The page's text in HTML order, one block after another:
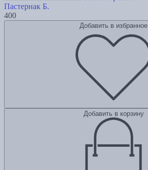
Пастернак Б.
400
Добавить в избранное
Добавить в корзину